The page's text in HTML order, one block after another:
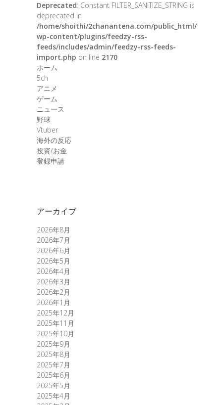
Deprecated: Constant FILTER_SANITIZE_STRING is
deprecated in
/home/shoithi/2chanantena.com/public_html/
wp-content/plugins/feedzy-rss-
feeds/includes/admin/feedzy-rss-feeds-
import.php on line 2170
ホーム
5ch
アニメ
ゲーム
ニュース
野球
Vtuber
海外の反応
投資/お金
登録申請
アーカイブ
2026年8月
2026年7月
2026年6月
2026年5月
2026年4月
2026年3月
2026年2月
2026年1月
2025年12月
2025年11月
2025年10月
2025年9月
2025年8月
2025年7月
2025年6月
2025年5月
2025年4月